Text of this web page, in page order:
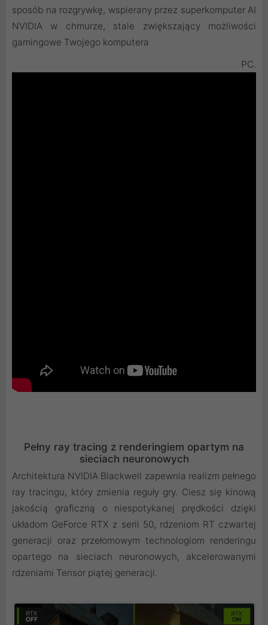
sposób na rozgrywkę, wspierany przez superkomputer AI
NVIDIA w chmurze, stale zwiększający możliwości
gamingowe Twojego komputera
PC.
Pełny ray tracing z renderingiem opartym na
sieciach neuronowych
Architektura NVIDIA Blackwell zapewnia realizm pełnego
ray tracingu, który zmienia reguły gry. Ciesz się kinową
jakością graficzną o niespotykanej prędkości dzięki
układom GeForce RTX z serii 50, rdzeniom RT czwartej
generacji oraz przełomowym technologiom renderingu
opartego na sieciach neuronowych, akcelerowanymi
rdzeniami Tensor piątej generacji.